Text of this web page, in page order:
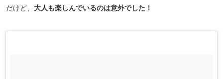
だけど、 大人も楽しんでいるのは意外でした！